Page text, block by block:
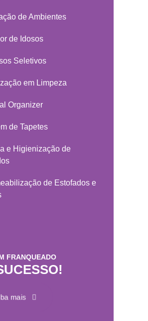
de Ambientes
de Idosos
Seletivos
em Limpeza
Organizer
de Tapetes
e Higienização de
de Estofados e
FRANQUEADO
mais